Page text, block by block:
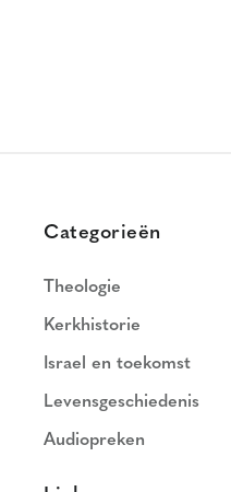
Categorieën
Theologie
Kerkhistorie
Israel en toekomst
Levensgeschiedenis
Audiopreken